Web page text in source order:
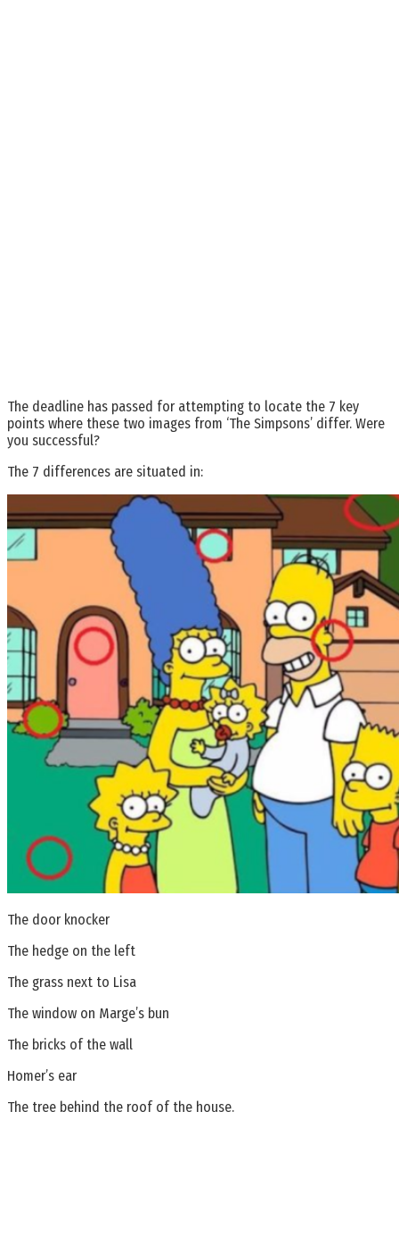
The deadline has passed for attempting to locate the 7 key
points where these two images from ‘The Simpsons’ differ. Were
you successful?
The 7 differences are situated in:
The door knocker
The hedge on the left
The grass next to Lisa
The window on Marge’s bun
The bricks of the wall
Homer’s ear
The tree behind the roof of the house.